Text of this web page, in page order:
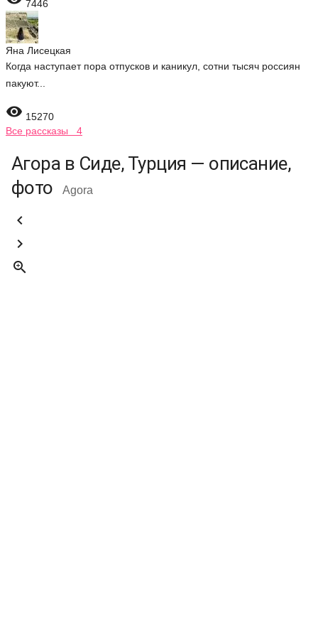
7446
Яна Лисецкая
Когда наступает пора отпусков и каникул, сотни тысяч россиян
пакуют...
 15270
Все рассказы 4
Агора в Сиде, Турция — описание,
фото
Agora


